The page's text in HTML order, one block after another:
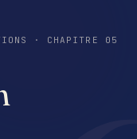
· CHAPITRE 05